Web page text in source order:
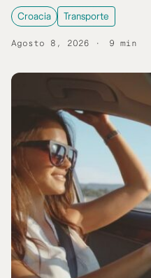
Croacia Transporte
Agosto 8, 2026 9 min